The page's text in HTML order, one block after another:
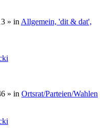
» in Allgemein, 'dit & dat',
» in Ortsrat/Parteien/Wahlen